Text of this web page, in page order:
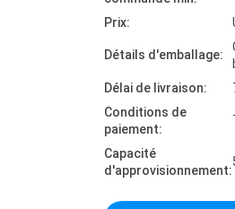
Prix:
Détails d'emballage:
Délai de livraison:
Conditions de
paiement:
Capacité
d'approvisionnement: